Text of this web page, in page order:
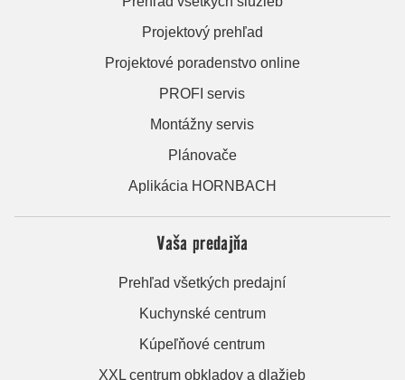
Projektový prehľad
Projektové poradenstvo online
PROFI servis
Montážny servis
Plánovače
Aplikácia HORNBACH
Vaša predajňa
Prehľad všetkých predajní
Kuchynské centrum
Kúpeľňové centrum
XXL centrum obkladov a dlažieb